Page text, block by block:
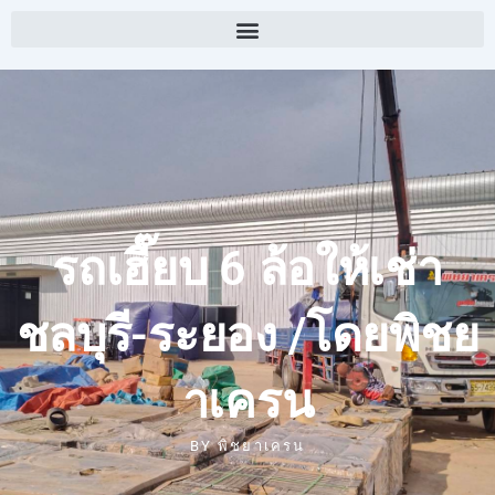
รถเฮี๊ยบ 6 ล้อให้เช่า
ชลบุรี-ระยอง /โดยพิชย
าเครน
BYพิชยาเครน